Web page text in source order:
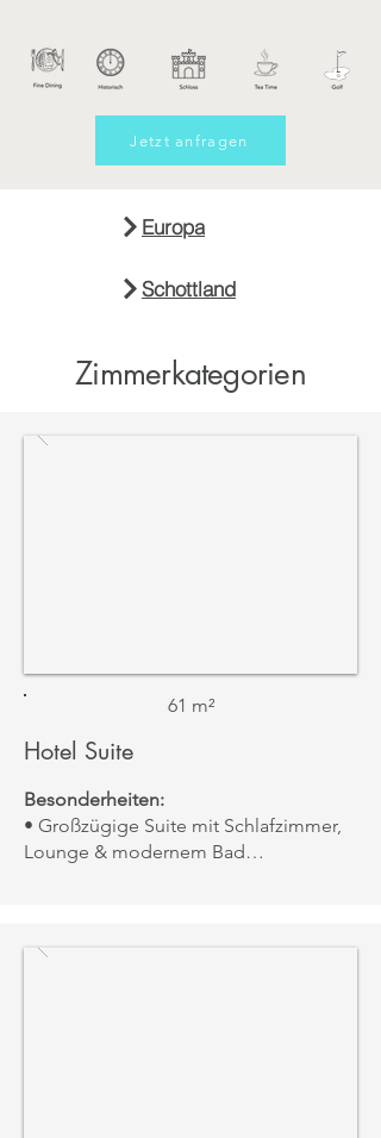
Jetzt anfragen
Europa
Schottland
Zimmerkategorien
61 m²
Hotel Suite
Besonderheiten:
• Großzügige Suite mit Schlafzimmer,
Lounge & modernem Bad
& Flat-Screen-TV